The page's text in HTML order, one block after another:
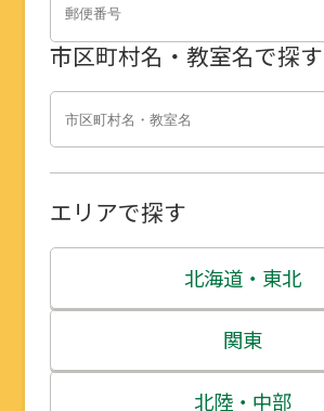
市区町村名・教室名で探す
エリアで探す
北海道・東北
北海道
青森県
関東
茨城県
北陸・中部